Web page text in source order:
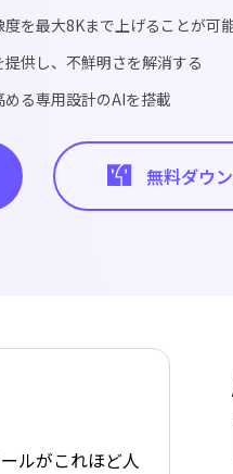
化が一
ツール
クリー
を最大8Kまで上げることが可
供し、不鮮明さを解消する
る専用設計のAIを搭載
無料ダウ
ルがこれほど人